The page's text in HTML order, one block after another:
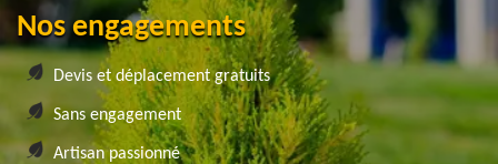
Nos engagements
Devis et déplacement gratuits
Sans engagement
Artisan passionné